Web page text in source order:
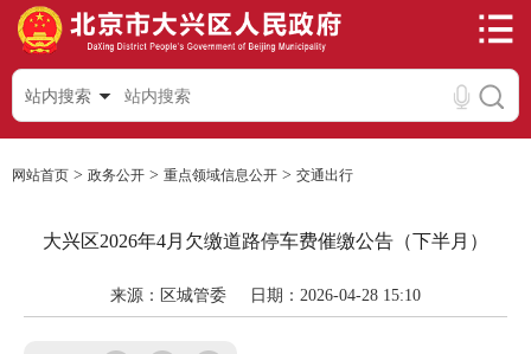
站内搜索
网站首页 > 政务公开 > 重点领域信息公开 > 交通出行
大兴区2026年4月欠缴道路停车费催缴公告（下半月）
来源：区城管委 日期：2026-04-28 15:10